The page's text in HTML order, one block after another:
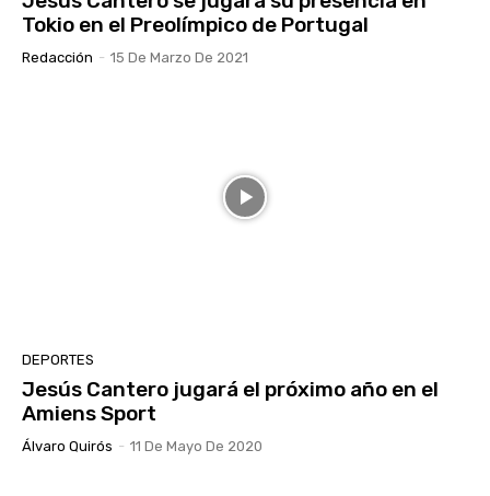
Tokio en el Preolímpico de Portugal
Redacción - 15 De Marzo De 2021
DEPORTES
Jesús Cantero jugará el próximo año en el
Amiens Sport
Álvaro Quirós - 11 De Mayo De 2020